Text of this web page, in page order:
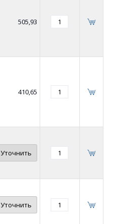
505,93
410,65
Уточнить
Уточнить